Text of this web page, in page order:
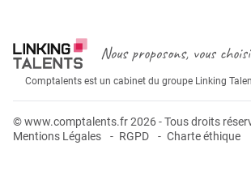
Nous proposons, vous
Comptalents est un cabinet du groupe Linking
© www.comptalents.fr 2026 - Tous droits
Mentions Légales
RGPD Charte éthique